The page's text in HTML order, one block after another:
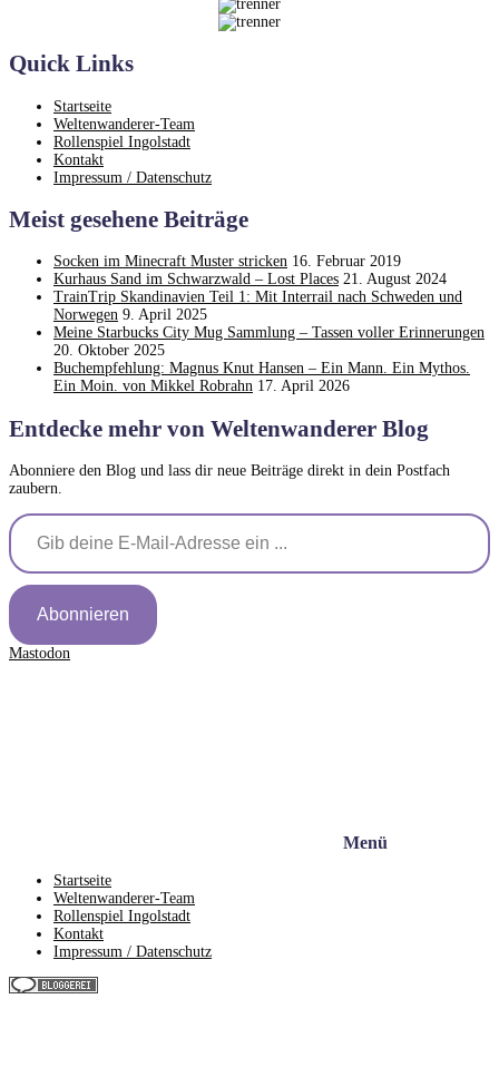
Quick Links
Startseite
Weltenwanderer-Team
Rollenspiel Ingolstadt
Kontakt
Impressum / Datenschutz
Meist gesehene Beiträge
Socken im Minecraft Muster stricken 16. Februar 2019
Kurhaus Sand im Schwarzwald – Lost Places 21. August 2024
TrainTrip Skandinavien Teil 1: Mit Interrail nach Schweden und
Norwegen 9. April 2025
Meine Starbucks City Mug Sammlung – Tassen voller Erinnerungen
20. Oktober 2025
Buchempfehlung: Magnus Knut Hansen – Ein Mann. Ein Mythos.
Ein Moin. von Mikkel Robrahn 17. April 2026
Entdecke mehr von Weltenwanderer Blog
Abonniere den Blog und lass dir neue Beiträge direkt in dein Postfach
zaubern.
Gib deine E-Mail-Adresse ein ...
Abonnieren
Mastodon
Menü
Startseite
Weltenwanderer-Team
Rollenspiel Ingolstadt
Kontakt
Impressum / Datenschutz